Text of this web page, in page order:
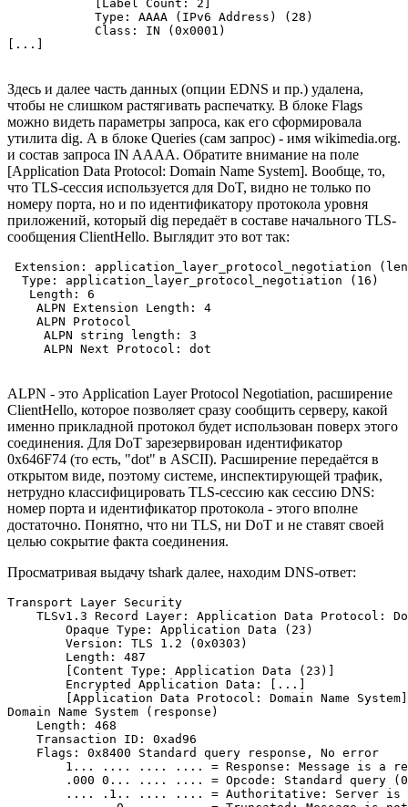
            [Label Count: 2]
            Type: AAAA (IPv6 Address) (28)
            Class: IN (0x0001)
[...]
Здесь и далее часть данных (опции EDNS и пр.) удалена,
чтобы не слишком растягивать распечатку. В блоке Flags
можно видеть параметры запроса, как его сформировала
утилита dig. А в блоке Queries (сам запрос) - имя wikimedia.org.
и состав запроса IN AAAA. Обратите внимание на поле
[Application Data Protocol: Domain Name System]. Вообще, то,
что TLS-сессия используется для DoT, видно не только по
номеру порта, но и по идентификатору протокола уровня
приложений, который dig передаёт в составе начального TLS-
сообщения ClientHello. Выглядит это вот так:
Extension: application_layer_protocol_negotiation
  Type: application_layer_protocol_negotiation (16)
   Length: 6
    ALPN Extension Length: 4
    ALPN Protocol
     ALPN string length: 3
     ALPN Next Protocol: dot
ALPN - это Application Layer Protocol Negotiation, расширение
ClientHello, которое позволяет сразу сообщить серверу, какой
именно прикладной протокол будет использован поверх этого
соединения. Для DoT зарезервирован идентификатор
0x646F74 (то есть, "dot" в ASCII). Расширение передаётся в
открытом виде, поэтому системе, инспектирующей трафик,
нетрудно классифицировать TLS-сессию как сессию DNS:
номер порта и идентификатор протокола - этого вполне
достаточно. Понятно, что ни TLS, ни DoT и не ставят своей
целью сокрытие факта соединения.
Просматривая выдачу tshark далее, находим DNS-ответ:
Transport Layer Security
TLSv1.3 Record Layer: Application Data Protocol:
        Opaque Type: Application Data (23)
        Version: TLS 1.2 (0x0303)
        Length: 487
        [Content Type: Application Data (23)]
        Encrypted Application Data: [...]
        [Application Data Protocol: Domain Name System]
Domain Name System (response)
    Length: 468
    Transaction ID: 0xad96
    Flags: 0x8400 Standard query response, No error
1... .... .... .... = Response: Message is a
.000 0... .... .... = Opcode: Standard query
.... .1.. .... .... = Authoritative: Server is